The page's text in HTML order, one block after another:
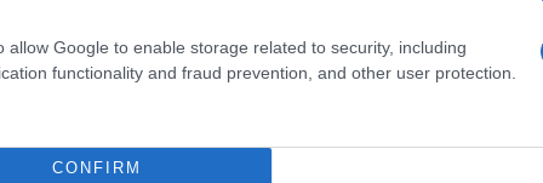
allow Google to enable storage related to security, including
functionality and fraud prevention, and other user protection.
CONFIRM
y